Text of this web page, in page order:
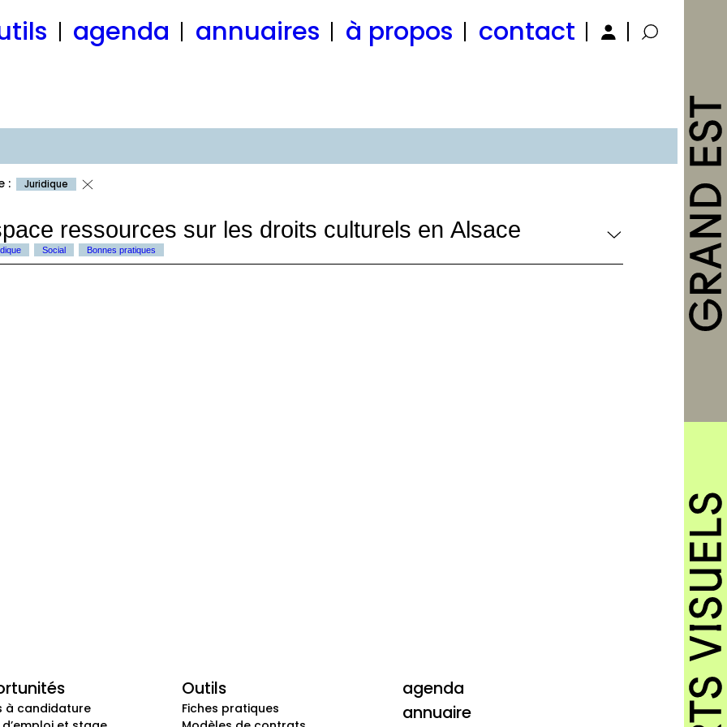
agenda annuaires à propos contact
: Juridique
ressources sur les droits culturels en Alsace
Social Bonnes pratiques
à candidature
Outils
Fiches pratiques
agenda
annuaire